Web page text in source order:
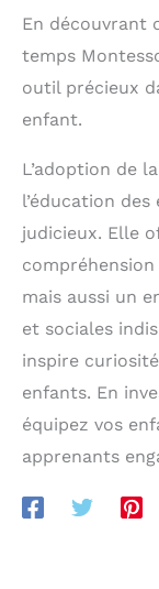
En découvrant
temps
outil précieux
enfant.
L’adoption de
l’éducation
judicieux. Elle
mais aussi un
et sociales
inspire
enfants. En
équipez vos
apprenants